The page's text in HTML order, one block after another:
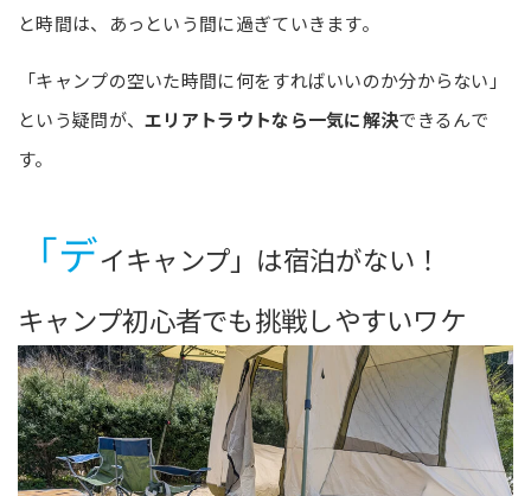
と時間は、あっという間に過ぎていきます。
「キャンプの空いた時間に何をすればいいのか分からない」
という疑問が、エリアトラウトなら一気に解決できるんで
す。
「デイキャンプ」は宿泊がない！
キャンプ初心者でも挑戦しやすいワケ